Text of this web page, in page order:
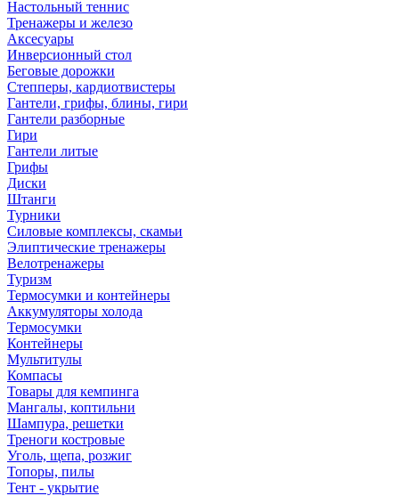
Настольный теннис
Тренажеры и железо
Аксесуары
Инверсионный стол
Беговые дорожки
Степперы, кардиотвистеры
Гантели, грифы, блины, гири
Гантели разборные
Гири
Гантели литые
Грифы
Диски
Штанги
Турники
Силовые комплексы, скамьи
Элиптические тренажеры
Велотренажеры
Туризм
Термосумки и контейнеры
Аккумуляторы холода
Термосумки
Контейнеры
Мультитулы
Компасы
Товары для кемпинга
Мангалы, коптильни
Шампура, решетки
Треноги костровые
Уголь, щепа, розжиг
Топоры, пилы
Тент - укрытие